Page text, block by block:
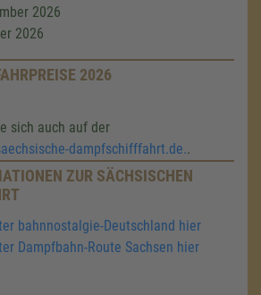
2026
2026
2026
sich auch auf der
dampfschifffahrt.de..
ZUR SÄCHSISCHEN
bahnnostalgie-Deutschland hier
Dampfbahn-Route Sachsen hier